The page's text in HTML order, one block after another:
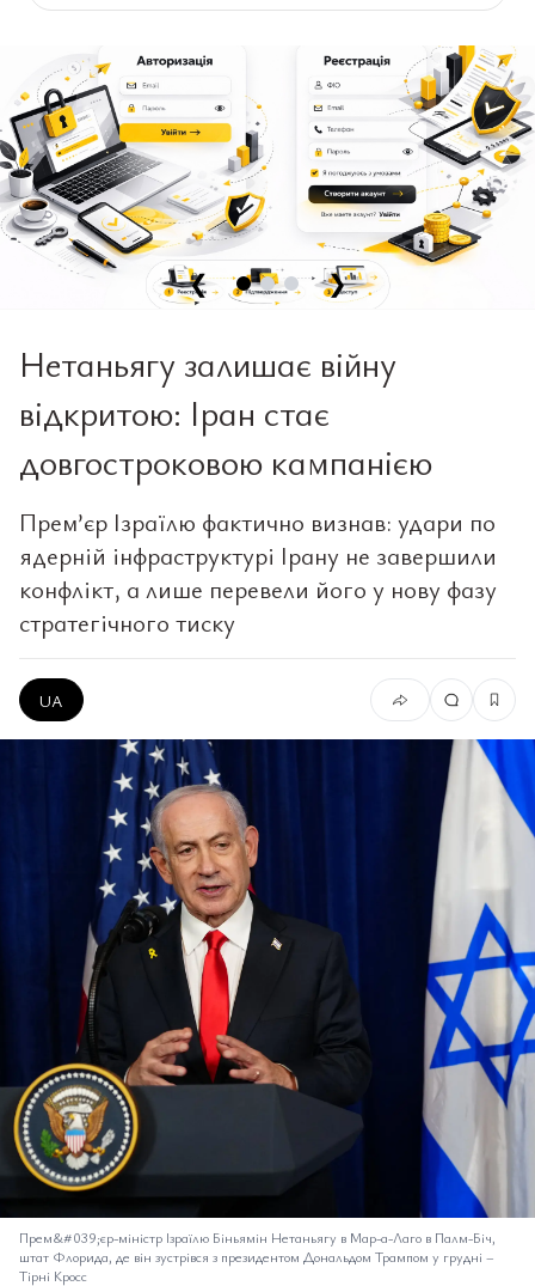
❮ ❯
Нетаньягу залишає війну
відкритою: Іран стає
довгостроковою кампанією
Прем’єр Ізраїлю фактично визнав: удари по
ядерній інфраструктурі Ірану не завершили
конфлікт, а лише перевели його у нову фазу
стратегічного тиску
UA
Прем&#039;єр-міністр Ізраїлю Біньямін Нетаньягу в Мар-а-Лаго в Палм-Біч,
штат Флорида, де він зустрівся з президентом Дональдом Трампом у грудні –
Тірні Кросс